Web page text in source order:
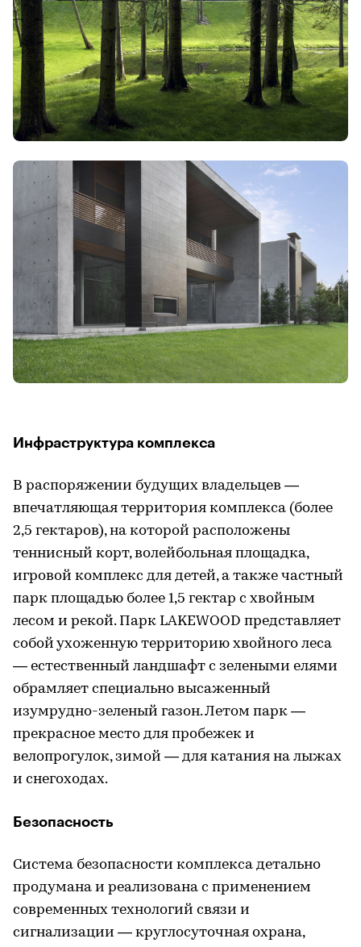
Инфраструктура комплекса
В распоряжении будущих владельцев —
впечатляющая территория комплекса (более
2,5 гектаров), на которой расположены
теннисный корт, волейбольная площадка,
игровой комплекс для детей, а также частный
парк площадью более 1,5 гектар с хвойным
лесом и рекой. Парк LAKEWOOD представляет
собой ухоженную территорию хвойного леса
— естественный ландшафт с зелеными елями
обрамляет специально высаженный
изумрудно-зеленый газон. Летом парк —
прекрасное место для пробежек и
велопрогулок, зимой — для катания на лыжах
и снегоходах.
Безопасность
Система безопасности комплекса детально
продумана и реализована с применением
современных технологий связи и
сигнализации — круглосуточная охрана,